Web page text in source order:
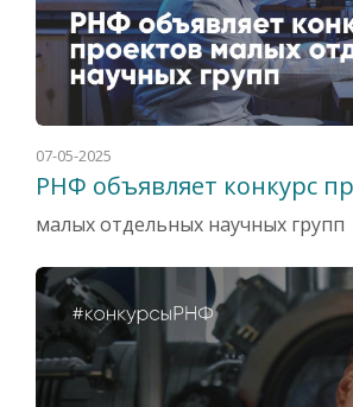
07-05-2025
РНФ объявляет конкурс
малых отдельных научных групп